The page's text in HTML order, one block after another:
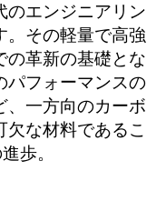
のエンジニアリン
。その軽量で高強
の革新の基礎とな
パフォーマンスの
、一方向のカーボ
欠な材料であるこ
歩。